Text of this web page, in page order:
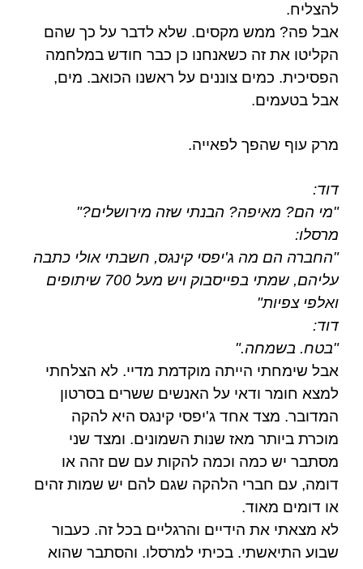
להצליח.
אבל פה? ממש מקסים. שלא לדבר על כך שהם
הקליטו את זה כשאנחנו כן כבר חודש במלחמה
הפסיכית. כמים צוננים על ראשנו הכואב. מים,
אבל בטעמים.
מרק עוף שהפך לפאייה.
דוד:
"מי הם? מאיפה? הבנתי שזה מירושלים?"
מרסלו:
"החברה הם מה ג'יפסי קינגס, חשבתי אולי כתבה
עליהם, שמתי בפייסבוק ויש מעל 700 שיתופים
ואלפי צפיות"
דוד:
"בטח. בשמחה."
אבל שימחתי הייתה מוקדמת מדיי. לא הצלחתי
למצא חומר ודאי על האנשים ששרים בסרטון
המדובר. מצד אחד ג'יפסי קינגס היא להקה
מוכרת ביותר מאז שנות השמונים. ומצד שני
מסתבר יש כמה וכמה להקות עם שם זהה או
דומה, עם חברי הלהקה שגם להם יש שמות זהים
או דומים מאוד.
לא מצאתי את הידיים והרגליים בכל זה. כעבור
שבוע התיאשתי. בכיתי למרסלו. והסתבר שהוא